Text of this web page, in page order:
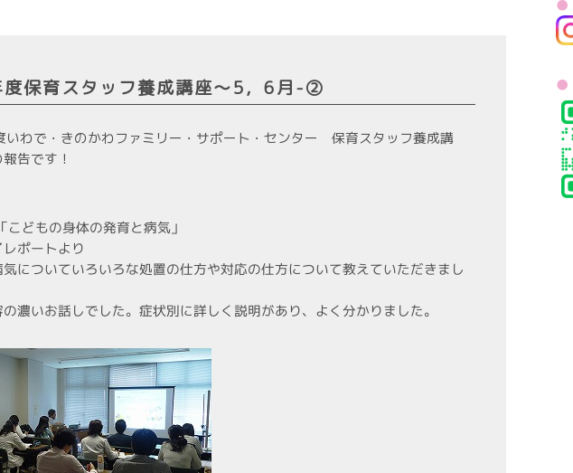
保育スタッフ養成講座～5，6月-②
いわで・きのかわファミリー・サポート・センター 保育スタッフ養成講
告です！
どもの身体の発育と病気」
ポートより
気についていろいろな処置の仕方や対応の仕方について教えていただきまし
の濃いお話しでした。症状別に詳しく説明があり、よく分かりました。